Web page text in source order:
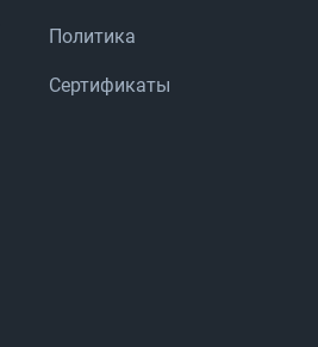
Политика
Сертификаты